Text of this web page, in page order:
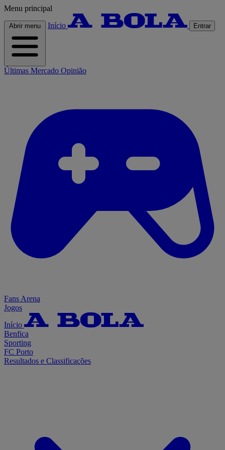
Menu principal
Abrir menu Início Entrar
Últimas Mercado Opinião
Fans Arena
Jogos
Início
Benfica
Sporting
FC Porto
Resultados e Classificações